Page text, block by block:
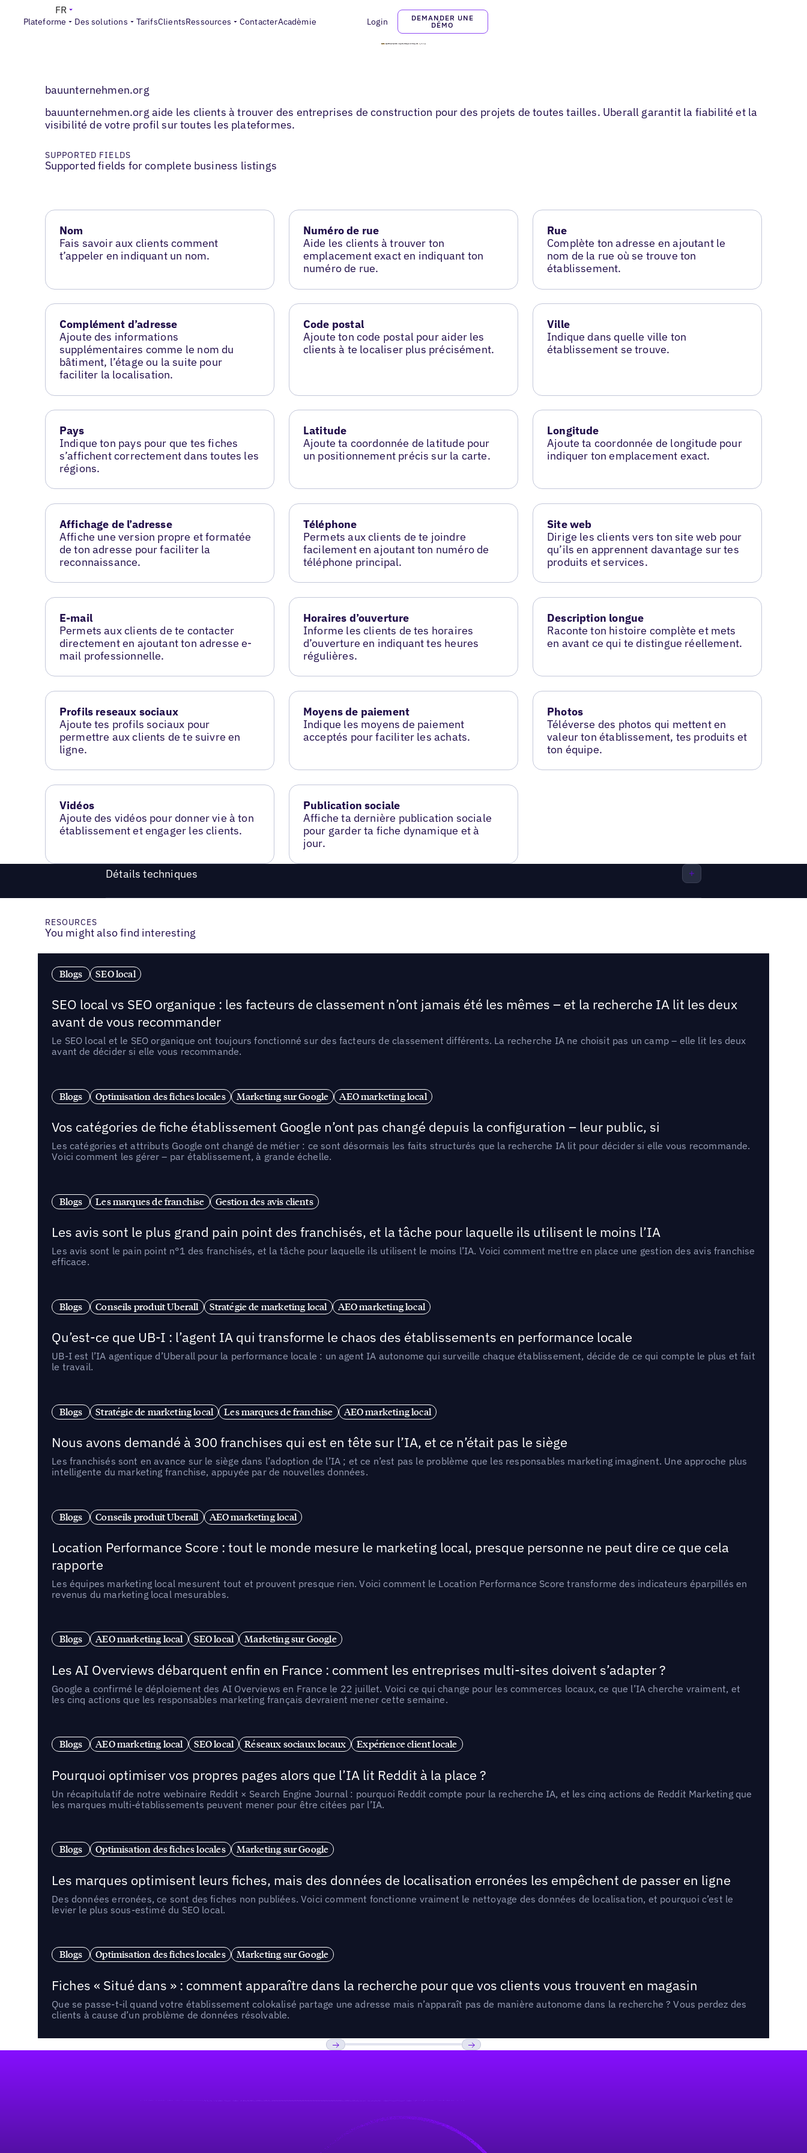
Plateforme Des solutions TarifsClientsRessources ContacterAcadèmie Login
DEMANDER UNE
DÉMO
FR
bauunternehmen.org
bauunternehmen.org aide les clients à trouver des entreprises de construction pour des projets de toutes tailles. Uberall garantit la fiabilité et la
visibilité de votre profil sur toutes les plateformes.
SUPPORTED FIELDS
Supported fields for complete business listings
Nom
Fais savoir aux clients comment
t’appeler en indiquant un nom.
Numéro de rue
Aide les clients à trouver ton
emplacement exact en indiquant ton
numéro de rue.
Rue
Complète ton adresse en ajoutant le
nom de la rue où se trouve ton
établissement.
Complément d’adresse
Ajoute des informations
supplémentaires comme le nom du
bâtiment, l’étage ou la suite pour
faciliter la localisation.
Code postal
Ajoute ton code postal pour aider les
clients à te localiser plus précisément.
Ville
Indique dans quelle ville ton
établissement se trouve.
Pays
Indique ton pays pour que tes fiches
s’affichent correctement dans toutes les
régions.
Latitude
Ajoute ta coordonnée de latitude pour
un positionnement précis sur la carte.
Longitude
Ajoute ta coordonnée de longitude pour
indiquer ton emplacement exact.
Affichage de l’adresse
Affiche une version propre et formatée
de ton adresse pour faciliter la
reconnaissance.
Téléphone
Permets aux clients de te joindre
facilement en ajoutant ton numéro de
téléphone principal.
Site web
Dirige les clients vers ton site web pour
qu’ils en apprennent davantage sur tes
produits et services.
E-mail
Permets aux clients de te contacter
directement en ajoutant ton adresse e-
mail professionnelle.
Horaires d’ouverture
Informe les clients de tes horaires
d’ouverture en indiquant tes heures
régulières.
Description longue
Raconte ton histoire complète et mets
en avant ce qui te distingue réellement.
Profils reseaux sociaux
Ajoute tes profils sociaux pour
permettre aux clients de te suivre en
ligne.
Moyens de paiement
Indique les moyens de paiement
acceptés pour faciliter les achats.
Photos
Téléverse des photos qui mettent en
valeur ton établissement, tes produits et
ton équipe.
Vidéos
Ajoute des vidéos pour donner vie à ton
établissement et engager les clients.
Publication sociale
Affiche ta dernière publication sociale
pour garder ta fiche dynamique et à
jour.
Détails techniques
RESOURCES
You might also find interesting
Blogs SEO local
SEO local vs SEO organique : les facteurs de classement n’ont jamais été les mêmes – et la recherche IA lit les deux
avant de vous recommander
Le SEO local et le SEO organique ont toujours fonctionné sur des facteurs de classement différents. La recherche IA ne choisit pas un camp – elle lit les deux
avant de décider si elle vous recommande.
Blogs Optimisation des fiches locales Marketing sur Google AEO marketing local
Vos catégories de fiche établissement Google n’ont pas changé depuis la configuration – leur public, si
Les catégories et attributs Google ont changé de métier : ce sont désormais les faits structurés que la recherche IA lit pour décider si elle vous recommande.
Voici comment les gérer – par établissement, à grande échelle.
Blogs Les marques de franchise Gestion des avis clients
Les avis sont le plus grand pain point des franchisés, et la tâche pour laquelle ils utilisent le moins l’IA
Les avis sont le pain point n°1 des franchisés, et la tâche pour laquelle ils utilisent le moins l’IA. Voici comment mettre en place une gestion des avis franchise
efficace.
Blogs Conseils produit Uberall Stratégie de marketing local AEO marketing local
Qu’est-ce que UB-I : l’agent IA qui transforme le chaos des établissements en performance locale
UB-I est l’IA agentique d’Uberall pour la performance locale : un agent IA autonome qui surveille chaque établissement, décide de ce qui compte le plus et fait
le travail.
Blogs Stratégie de marketing local Les marques de franchise AEO marketing local
Nous avons demandé à 300 franchises qui est en tête sur l’IA, et ce n’était pas le siège
Les franchisés sont en avance sur le siège dans l’adoption de l’IA ; et ce n’est pas le problème que les responsables marketing imaginent. Une approche plus
intelligente du marketing franchise, appuyée par de nouvelles données.
Blogs Conseils produit Uberall AEO marketing local
Location Performance Score : tout le monde mesure le marketing local, presque personne ne peut dire ce que cela
rapporte
Les équipes marketing local mesurent tout et prouvent presque rien. Voici comment le Location Performance Score transforme des indicateurs éparpillés en
revenus du marketing local mesurables.
Blogs AEO marketing local SEO local Marketing sur Google
Les AI Overviews débarquent enfin en France : comment les entreprises multi-sites doivent s’adapter ?
Google a confirmé le déploiement des AI Overviews en France le 22 juillet. Voici ce qui change pour les commerces locaux, ce que l’IA cherche vraiment, et
les cinq actions que les responsables marketing français devraient mener cette semaine.
Blogs AEO marketing local SEO local Réseaux sociaux locaux Expérience client locale
Pourquoi optimiser vos propres pages alors que l’IA lit Reddit à la place ?
Un récapitulatif de notre webinaire Reddit × Search Engine Journal : pourquoi Reddit compte pour la recherche IA, et les cinq actions de Reddit Marketing que
les marques multi-établissements peuvent mener pour être citées par l’IA.
Blogs Optimisation des fiches locales Marketing sur Google
Les marques optimisent leurs fiches, mais des données de localisation erronées les empêchent de passer en ligne
Des données erronées, ce sont des fiches non publiées. Voici comment fonctionne vraiment le nettoyage des données de localisation, et pourquoi c’est le
levier le plus sous-estimé du SEO local.
Blogs Optimisation des fiches locales Marketing sur Google
Fiches « Situé dans » : comment apparaître dans la recherche pour que vos clients vous trouvent en magasin
Que se passe-t-il quand votre établissement colokalisé partage une adresse mais n’apparaît pas de manière autonome dans la recherche ? Vous perdez des
clients à cause d’un problème de données résolvable.